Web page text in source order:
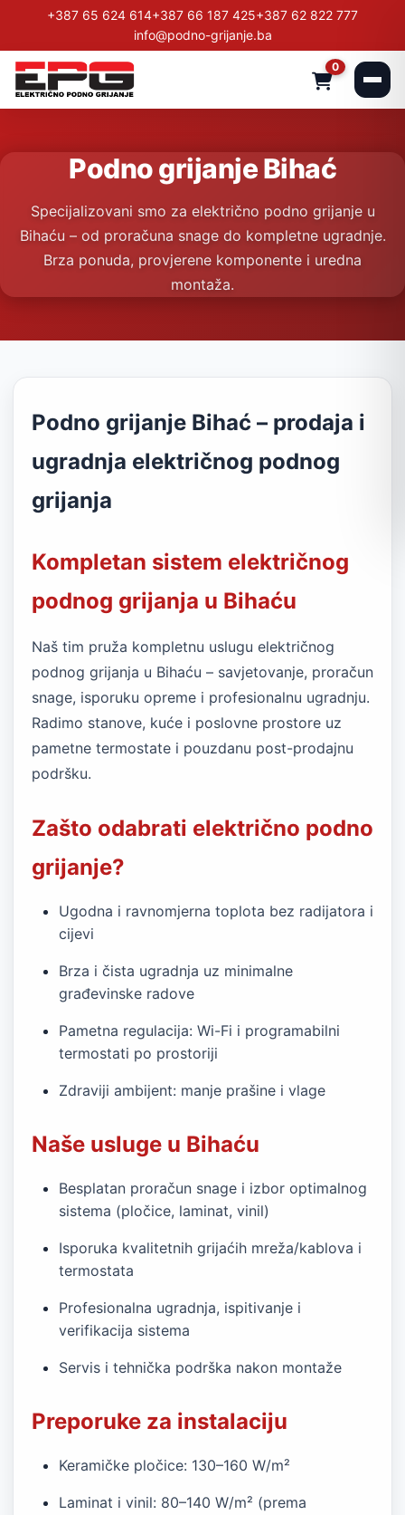
+387 65 624 614+387 66 187 425+387 62 822 777
info@podno-grijanje.ba
0
Podno grijanje Bihać
Specijalizovani smo za električno podno grijanje u
Bihaću – od proračuna snage do kompletne ugradnje.
Brza ponuda, provjerene komponente i uredna
montaža.
Podno grijanje Bihać – prodaja i
ugradnja električnog podnog
grijanja
Kompletan sistem električnog
podnog grijanja u Bihaću
Naš tim pruža kompletnu uslugu električnog
podnog grijanja u Bihaću – savjetovanje, proračun
snage, isporuku opreme i profesionalnu ugradnju.
Radimo stanove, kuće i poslovne prostore uz
pametne termostate i pouzdanu post-prodajnu
podršku.
Zašto odabrati električno podno
grijanje?
Ugodna i ravnomjerna toplota bez radijatora i
cijevi
Brza i čista ugradnja uz minimalne
građevinske radove
Pametna regulacija: Wi-Fi i programabilni
termostati po prostoriji
Zdraviji ambijent: manje prašine i vlage
Naše usluge u Bihaću
Besplatan proračun snage i izbor optimalnog
sistema (pločice, laminat, vinil)
Isporuka kvalitetnih grijaćih mreža/kablova i
termostata
Profesionalna ugradnja, ispitivanje i
verifikacija sistema
Servis i tehnička podrška nakon montaže
Preporuke za instalaciju
Keramičke pločice: 130–160 W/m²
Laminat i vinil: 80–140 W/m² (prema